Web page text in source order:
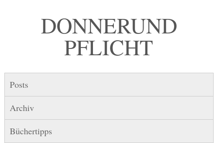
DONNER UND
PFLICHT
Posts
Archiv
Büchertipps